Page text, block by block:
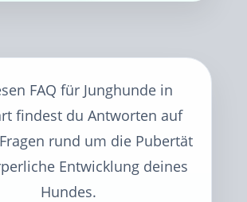
FAQ für Junghunde in
findest du Antworten auf
rund um die Pubertät
Entwicklung deines
Hundes.